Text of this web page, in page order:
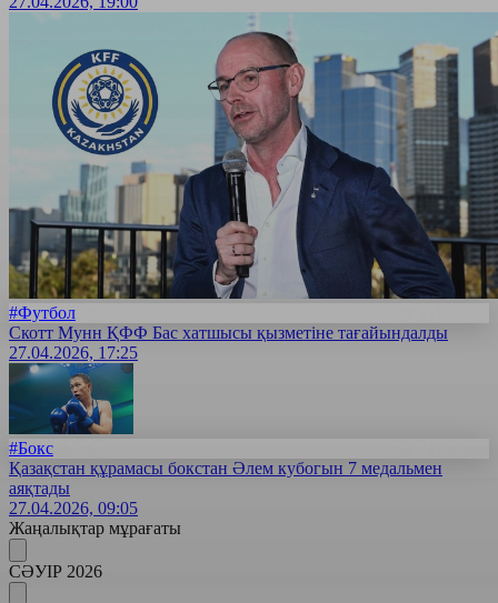
#Футбол
Скотт Мунн ҚФФ Бас хатшысы қызметіне тағайындалды
27.04.2026, 17:25
#Бокс
Қазақстан құрамасы бокстан Әлем кубогын 7 медальмен
аяқтады
27.04.2026, 09:05
Жаңалықтар мұрағаты
СӘУІР 2026